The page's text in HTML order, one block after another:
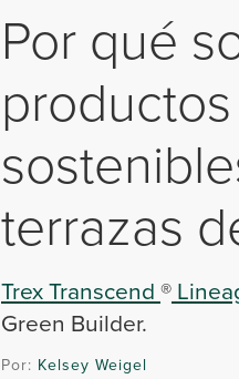
Por qué
terrazas
Trex Transcend ®
Green Builder.
Por: Kelsey Weigel